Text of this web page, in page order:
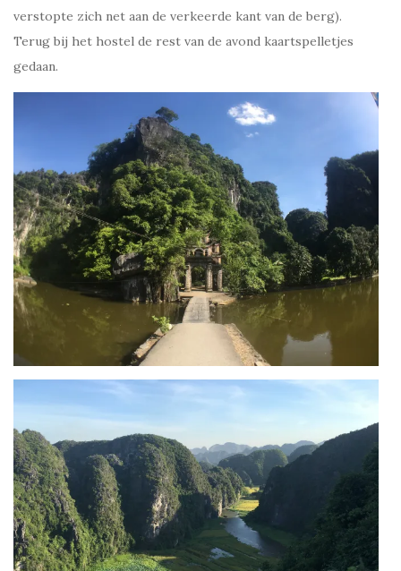
verstopte zich net aan de verkeerde kant van de berg).
Terug bij het hostel de rest van de avond kaartspelletjes
gedaan.